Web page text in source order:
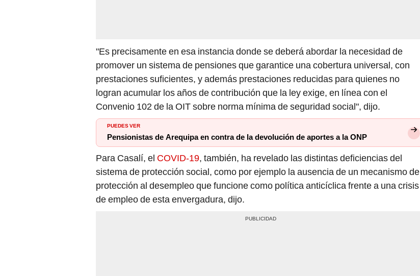
"Es precisamente en esa instancia donde se deberá abordar la necesidad de
promover un sistema de pensiones que garantice una cobertura universal, con
prestaciones suficientes, y además prestaciones reducidas para quienes no
logran acumular los años de contribución que la ley exige, en línea con el
Convenio 102 de la OIT sobre norma mínima de seguridad social", dijo.
PUEDES VER
Pensionistas de Arequipa en contra de la devolución de aportes a la ONP
Para Casalí, el COVID-19, también, ha revelado las distintas deficiencias del
sistema de protección social, como por ejemplo la ausencia de un mecanismo de
protección al desempleo que funcione como política anticíclica frente a una crisis
de empleo de esta envergadura, dijo.